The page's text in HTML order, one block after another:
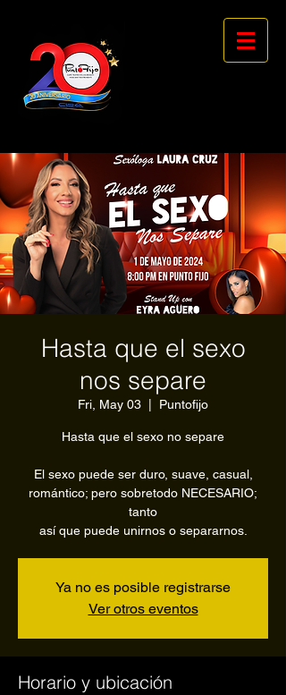
Hasta que el sexo
nos separe
Fri, May 03 Puntofijo
Hasta que el sexo no separe
El sexo puede ser duro, suave, casual,
romántico; pero sobretodo NECESARIO;
tanto
así que puede unirnos o separarnos.
Ya no es posible registrarse
Ver otros eventos
Horario y ubicación